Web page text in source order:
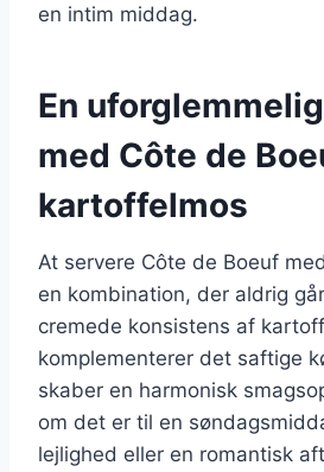
en intim middag.
En
med Côte de
kartoffelmos
At servere Côte de Boeuf
en kombination, der aldrig
cremede konsistens af
komplementerer det saftige
skaber en harmonisk
om det er til en
lejlighed eller en romantisk